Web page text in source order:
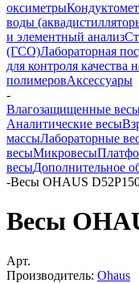
оксиметры
воды
и элементный анализ
(ГСО)Лабораторная
для контроля качества
полимеровАксессуары
-
Влагозащищенные
Аналитические весы
массыЛабораторные
весыМикровесы
весыДополнительное
-Весы OHAUS
Весы
Арт.
Производитель: Ohaus